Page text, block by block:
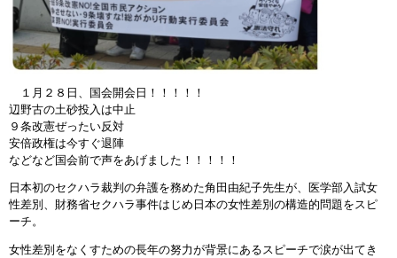
１月２８日、国会開会日！！！！！
辺野古の土砂投入は中止
９条改憲ぜったい反対
安倍政権は今すぐ退陣
などなど国会前で声をあげました！！！！！
日本初のセクハラ裁判の弁護を務めた角田由紀子先生が、医学部入試女
性差別、財務省セクハラ事件はじめ日本の女性差別の構造的問題をスピ
ーチ。
女性差別をなくすための長年の努力が背景にあるスピーチで涙が出てき